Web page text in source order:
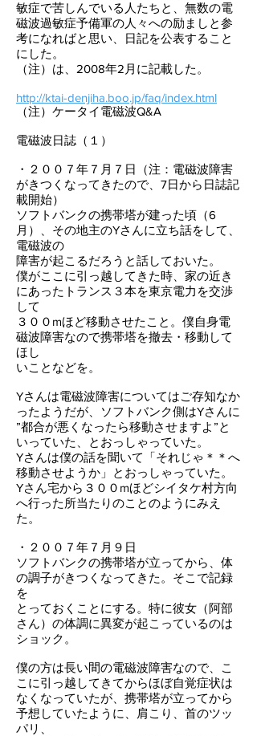
敏症で苦しんでいる人たちと、無数の電
磁波過敏症予備軍の人々への励ましと参
考になればと思い、日記を公表すること
にした。
（注）は、2008年2月に記載した。
http://ktai-denjiha.boo.jp/faq/index.html
（注）ケータイ電磁波Q&A
電磁波日誌（１）
・２００７年７月７日（注：電磁波障害
がきつくなってきたので、7日から日誌記
載開始）
ソフトバンクの携帯塔が建った頃（6
月）、その地主のYさんに立ち話をして、
電磁波の
障害が起こるだろうと話しておいた。
僕がここに引っ越してきた時、家の近き
にあったトランス３本を東京電力を交渉
して
３００mほど移動させたこと。僕自身電
磁波障害なので携帯塔を撤去・移動して
ほし
いことなどを。
Yさんは電磁波障害についてはご存知なか
ったようだが、ソフトバンク側はYさんに
”都合が悪くなったら移動させますよ”と
いっていた、とおっしゃっていた。
Yさんは僕の話を聞いて「それじゃ＊＊へ
移動させようか」とおっしゃっていた。
Yさん宅から３００mほどシイタケ村方向
へ行った所当たりのことのようにみえ
た。
・２００７年７月９日
ソフトバンクの携帯塔が立ってから、体
の調子がきつくなってきた。そこで記録
を
とっておくことにする。特に彼女（阿部
さん）の体調に異変が起こっているのは
ショック。
僕の方は長い間の電磁波障害なので、こ
こに引っ越してきてからほぼ自覚症状は
なくなっていたが、携帯塔が立ってから
予想していたように、肩こり、首のツッ
パリ、